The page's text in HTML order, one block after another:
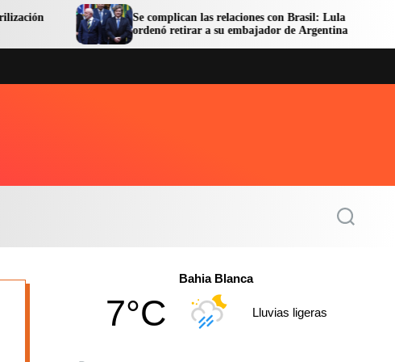
Se complican las relaciones con Brasil: Lula
ordenó retirar a su embajador de Argentina
Facundo
en libertad
S
Bahia Blanca
7°C Lluvias ligeras